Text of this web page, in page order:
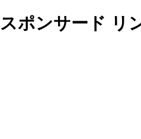
スポンサード リ